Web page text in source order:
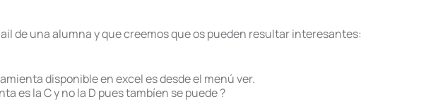
de una alumna y que creemos que os pueden resultar interesantes:
disponible en excel es desde el menú ver.
es la C y no la D pues tambíen se puede ?